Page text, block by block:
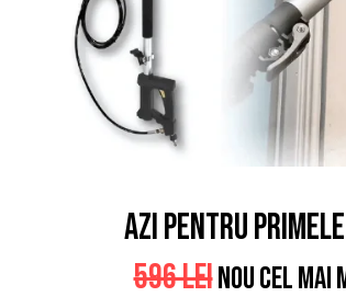
AZI PENTRU
596 leiNOU CEL MAI